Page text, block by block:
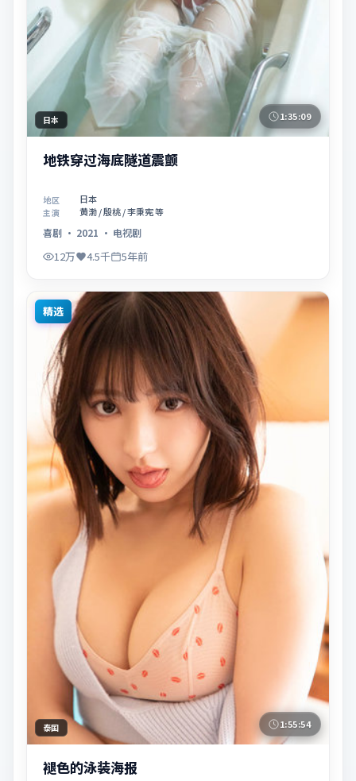
日本 1:35:09
地铁穿过海底隧道震颤
地区 日本
主演 黄渤 / 殷桃 / 李秉宪 等
喜剧 · 2021 · 电视剧
12万 4.5千 5年前
精选
泰国 1:55:54
褪色的泳装海报